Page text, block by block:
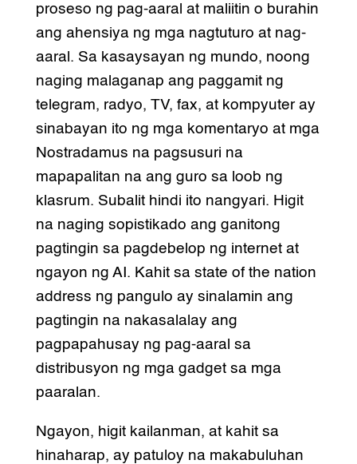
proseso ng pag-aaral at maliitin o burahin
ang ahensiya ng mga nagtuturo at nag-
aaral. Sa kasaysayan ng mundo, noong
naging malaganap ang paggamit ng
telegram, radyo, TV, fax, at kompyuter ay
sinabayan ito ng mga komentaryo at mga
Nostradamus na pagsusuri na
mapapalitan na ang guro sa loob ng
klasrum. Subalit hindi ito nangyari. Higit
na naging sopistikado ang ganitong
pagtingin sa pagdebelop ng internet at
ngayon ng AI. Kahit sa state of the nation
address ng pangulo ay sinalamin ang
pagtingin na nakasalalay ang
pagpapahusay ng pag-aaral sa
distribusyon ng mga gadget sa mga
paaralan.
Ngayon, higit kailanman, at kahit sa
hinaharap, ay patuloy na makabuluhan